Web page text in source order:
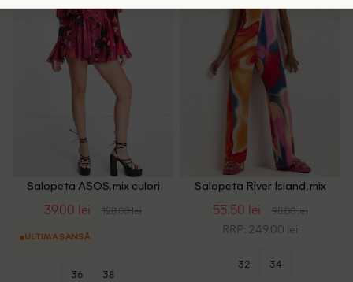
Salopeta ASOS, mix culori
39.00 lei 128.00 lei
ULTIMA ȘANSĂ
36 38
Salopeta River Island, mix
55.50 lei 98.00 lei
RRP: 249.00 lei
32 34